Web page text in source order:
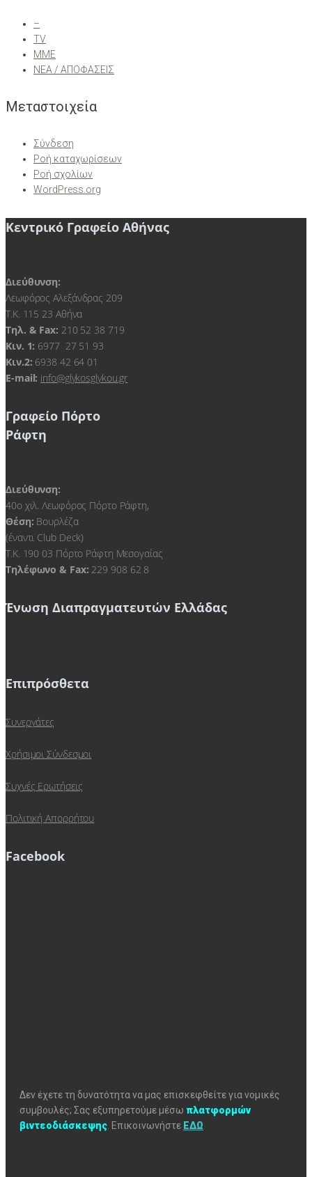
–
TV
ΜΜΕ
ΝΕΑ / ΑΠΟΦΑΣΕΙΣ
Μεταστοιχεία
Σύνδεση
Ροή καταχωρίσεων
Ροή σχολίων
WordPress.org
Κεντρικό Γραφείο Αθήνας
Διεύθυνση:
Λεωφόρος Αλεξάνδρας 209
Τ.Κ. 115 23 Αθήνα
Τηλ. & Fax: 210 52 38 719
Kιν. 1: 6977 27 51 93
Κιν.2: 6938 42 64 01
E-mail: info@glykosglykou.gr
Γραφείο Πόρτο
Ράφτη
Διεύθυνση:
40ο χιλ. Λεωφόρος Πόρτο Ράφτη,
Θέση: Βουρλέζα
(έναντι Club Deck)
Τ.Κ. 190 03 Πόρτο Ράφτη Μεσογαίας
Τηλέφωνο & Fax: 229 908 62 8
Ένωση Διαπραγματευτών Ελλάδας
Επιπρόσθετα
Συνεργάτες
Χρήσιμοι Σύνδεσμοι
Συχνές Ερωτήσεις
Πολιτική Απορρήτου
Facebook
Δεν έχετε τη δυνατότητα να μας επισκεφθείτε για νομικές
συμβουλές; Σας εξυπηρετούμε μέσω πλατφορμών
βιντεοδιάσκεψης Επικοινωνήστε ΕΔΩ